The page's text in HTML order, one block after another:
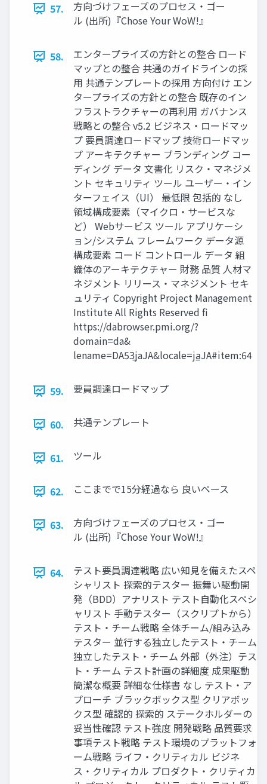
57.
方向づけフェーズのプロセス・ゴー
ル (出所)『Chose Your WoW!』
58.
エンタープライズの方針との整合 ロード
マップとの整合 共通のガイドラインの採
用 共通テンプレートの採用 方向付け エン
タープライズの方針との整合 既存のイン
フラストラクチャーの再利用 ガバナンス
戦略との整合 v5.2 ビジネス・ロードマッ
プ 要員調達ロードマップ 技術ロードマッ
プ アーキテクチャー ブランディング コー
ディング データ 文書化 リスク・マネジメ
ント セキュリティ ツール ユーザー・イン
ターフェイス（UI） 最低限 包括的 なし
領域構成要素（マイクロ・サービスな
ど） Webサービス ツール アプリケーシ
ョン/システム フレームワーク データ源
構成要素 コード コントロール データ 組
織体のアーキテクチャー 財務 品質 人材マ
ネジメント リリース・マネジメント セキ
ュリティ Copyright Project Management
Institute All Rights Reserved fi
https://dabrowser.pmi.org/?
domain=da&
lename=DA53̲jaJA&locale=ja̲JA#item:64
59. 要員調達ロードマップ
60. 共通テンプレート
61. ツール
62. ここまでで15分経過なら 良いペース
63.
方向づけフェーズのプロセス・ゴー
ル (出所)『Chose Your WoW!』
64.
テスト要員調達戦略 広い知見を備えたスペ
シャリスト 探索的テスター 振舞い駆動開
発（BDD）アナリスト テスト自動化スペシ
ャリスト 手動テスター（スクリプトから）
テスト・チーム戦略 全体チーム/組み込み
テスター 並行する独立したテスト・チーム
独立したテスト・チーム 外部（外注）テス
ト・チーム テスト計画の詳細度 成果駆動
簡潔な概要 詳細な仕様書 なし テスト・ア
プローチ ブラックボックス型 クリアボッ
クス型 確認的 探索的 ステークホルダーの
妥当性確認 テスト強度 開発戦略 品質要求
事項テスト戦略 テスト環境のプラットフォ
ーム戦略 ライフ・クリティカル ビジネ
ス・クリティカル プロダクト・クリティカ